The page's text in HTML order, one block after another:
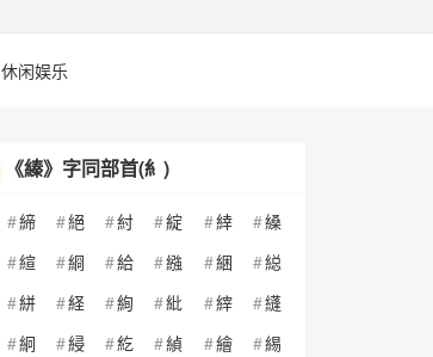
休闲娱乐
《縥》字同部首(糹)
締 絕 紂 綻 緈
縔
縇
綗 給 繈 綑
縂
絣
経 絢 紕 縡
纄
絅
綅 紇 緽 繪
緆